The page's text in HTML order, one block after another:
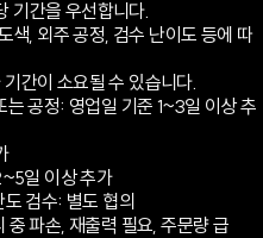
기간을 우선합니다.
, 외주 공정, 검수 난이도 등에 따
간이 소요될 수 있습니다.
공정: 영업일 기준 1~3일 이상 추
일 이상 추가
검수: 별도 협의
파손, 재출력 필요, 주문량 급